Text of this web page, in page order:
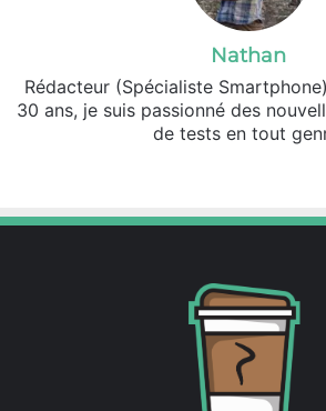
Nathan
Rédacteur (Spécialiste
30 ans, je suis passionné des
de tests en tout